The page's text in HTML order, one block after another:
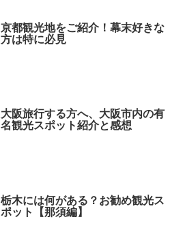
京都観光地をご紹介！幕末好きな
方は特に必見
大阪旅行する方へ、大阪市内の有
名観光スポット紹介と感想
栃木には何がある？お勧め観光ス
ポット【那須編】